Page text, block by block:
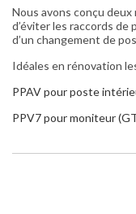
Nous avons conçu
d’éviter les raccords
d’un changement de
Idéales en rénovation
PPAV pour poste
PPV7 pour moniteur